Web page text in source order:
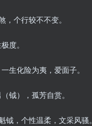
，个行较不不变。
度。
生化险为夷，爱面子。
钺），孤芳自赏。
钺，个性温柔，文采风骚。